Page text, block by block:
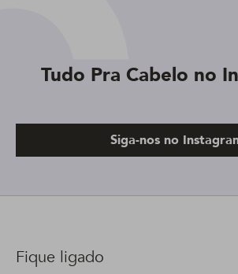
Tudo Pra Cabelo no
Siga-nos no
Fique ligado